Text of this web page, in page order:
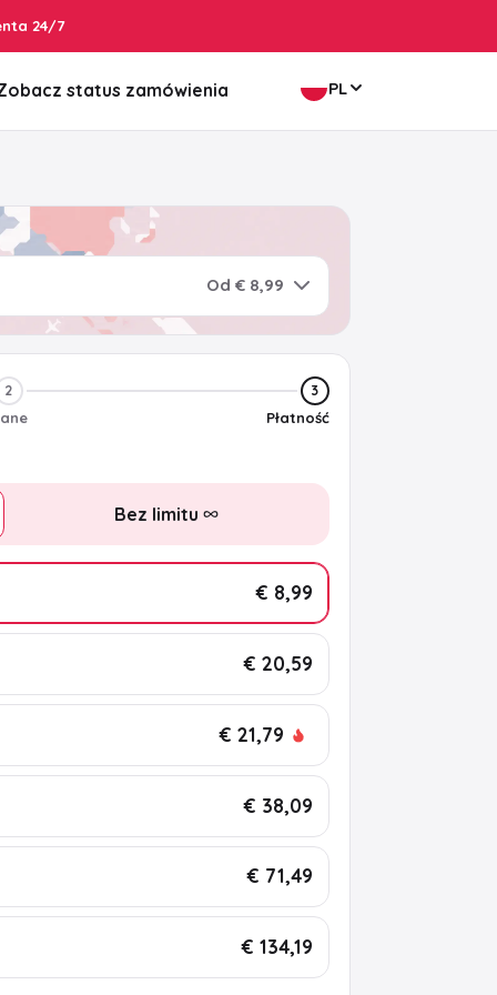
24/7
status zamówienia PL
Od € 8,99
2 3
Płatność
Bez limitu
€ 8,99
€ 20,59
€ 21,79
€ 38,09
€ 71,49
€ 134,19